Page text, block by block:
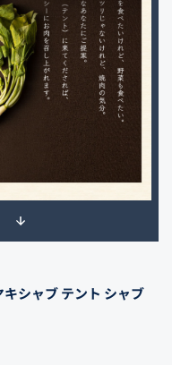
シャブ テント シャブ